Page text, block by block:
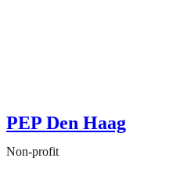
PEP Den Haag
Non-profit